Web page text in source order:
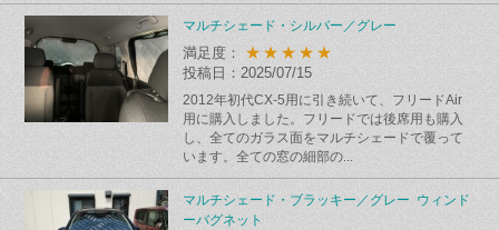
マルチシェード・シルバー／グレー
満足度： ★★★★★
投稿日：2025/07/15
2012年初代CX-5用に引き続いて、フリードAir
用に購入しました。フリードでは後席用も購入
し、全てのガラス面をマルチシェードで覆って
います。全ての窓の細部の...
マルチシェード・ブラッキー／グレー ウィンド
ーバグネット